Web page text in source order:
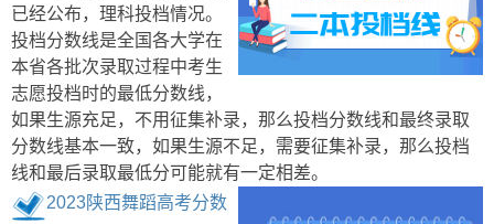
已经公布，理科投档情况。
投档分数线是全国各大学在
本省各批次录取过程中考生
志愿投档时的最低分数线，
如果生源充足，不用征集补录，那么投档分数线和最终录取
分数线基本一致，如果生源不足，需要征集补录，那么投档
线和最后录取最低分可能就有一定相差。
2023陕西舞蹈高考分数